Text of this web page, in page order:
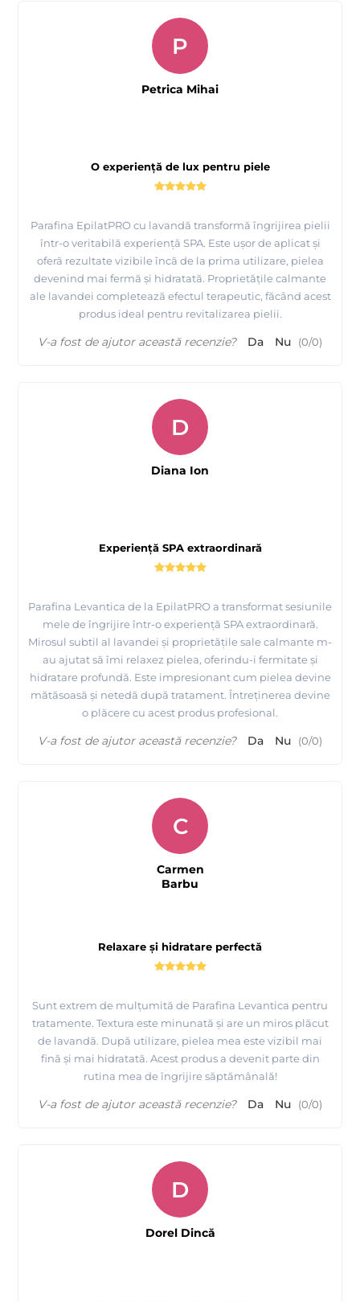
O experiență de lux pentru piele
Parafina EpilatPRO cu lavandă transformă îngrijirea pielii
într-o veritabilă experiență SPA. Este ușor de aplicat și
oferă rezultate vizibile încă de la prima utilizare, pielea
devenind mai fermă și hidratată. Proprietățile calmante
ale lavandei completează efectul terapeutic, făcând acest
produs ideal pentru revitalizarea pielii.
P
Petrica Mihai
V-a fost de ajutor această recenzie? Da Nu (0/0)
Experiență SPA extraordinară
Parafina Levantica de la EpilatPRO a transformat sesiunile
mele de îngrijire într-o experiență SPA extraordinară.
Mirosul subtil al lavandei și proprietățile sale calmante m-
au ajutat să îmi relaxez pielea, oferindu-i fermitate și
hidratare profundă. Este impresionant cum pielea devine
mătăsoasă și netedă după tratament. Întreținerea devine
o plăcere cu acest produs profesional.
D
Diana Ion
V-a fost de ajutor această recenzie? Da Nu (0/0)
Relaxare și hidratare perfectă
Sunt extrem de mulțumită de Parafina Levantica pentru
tratamente. Textura este minunată și are un miros plăcut
de lavandă. După utilizare, pielea mea este vizibil mai
fină și mai hidratată. Acest produs a devenit parte din
rutina mea de îngrijire săptămânală!
C
Carmen
Barbu
V-a fost de ajutor această recenzie? Da Nu (0/0)
D
Dorel Dincă